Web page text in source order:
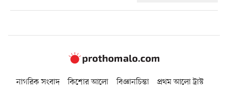
নাগরিক সংবাদ কিশোর আলো বিজ্ঞানচিন্তা
প্রথম আলো ট্রাস্ট